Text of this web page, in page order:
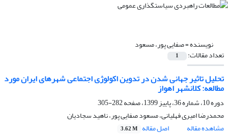
نویسنده =صفایی پور، مسعود
تعداد مقالات: 1
تحلیل تاثیر جهانی شدن در تدوین اکولوژی اجتماعی شهرهای ایران مورد
مطالعه: کلانشهر اهواز
دوره 10، شماره 36، پاییز 1399، صفحه
282-305
محمدرضا امیری فهلیانی، مسعود صفایی پور، ناهید سجادیان
مشاهده مقاله
اصل مقاله 3.62 M